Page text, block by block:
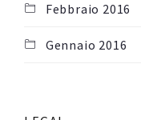
Febbraio 2016
Gennaio 2016